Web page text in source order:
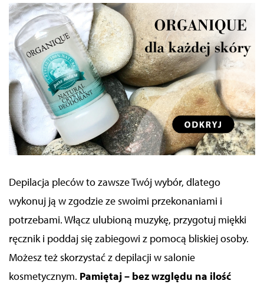
Depilacja pleców to zawsze Twój wybór, dlatego
wykonuj ją w zgodzie ze swoimi przekonaniami i
potrzebami. Włącz ulubioną muzykę, przygotuj miękki
ręcznik i poddaj się zabiegowi z pomocą bliskiej osoby.
Możesz też skorzystać z depilacji w salonie
kosmetycznym. Pamiętaj – bez względu na ilość